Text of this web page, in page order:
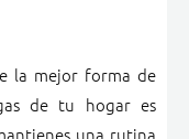
la mejor forma de
de tu hogar es
una rutina